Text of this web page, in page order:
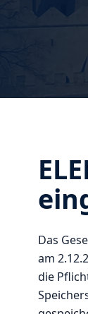
Das
am
die